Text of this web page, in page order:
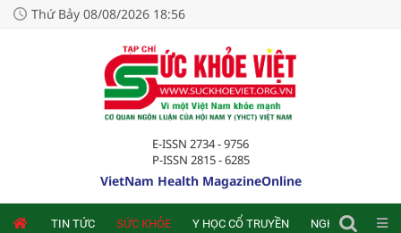
Thứ Bảy 08/08/2026 18:56
E-ISSN 2734 - 9756
P-ISSN 2815 - 6285
VietNam Health MagazineOnline
TIN TỨC SỨC KHỎE Y HỌC CỔ TRUYỀN NGHIÊN CỨU